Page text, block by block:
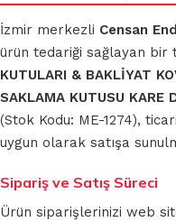
İzmir merkezli Censan
ürün tedariği sağlayan bir
KUTULARI & BAKLİYAT
SAKLAMA KUTUSU KARE
(Stok Kodu: ME-1274),
uygun olarak satışa
Sipariş ve Satış Süreci
Ürün siparişlerinizi web